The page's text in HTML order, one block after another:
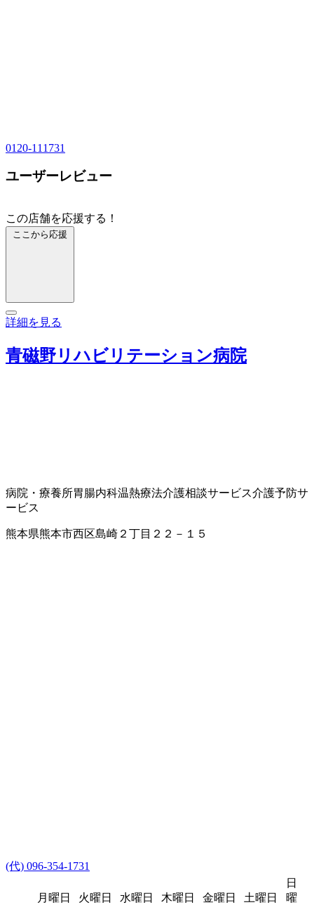
0120-111731
ユーザーレビュー
この店舗を応援する！
ここから応援
詳細を見る
青磁野リハビリテーション病院
病院・療養所胃腸内科温熱療法介護相談サービス介護予防サ
ービス
熊本県熊本市西区島崎２丁目２２－１５
(代) 096-354-1731
月曜日 火曜日 水曜日 木曜日 金曜日 土曜日
日
曜